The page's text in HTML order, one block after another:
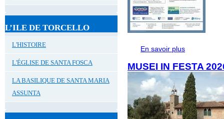
L’ILE DE TORCELLO
L'HISTOIRE
L'ÉGLISE DE SANTA FOSCA
LA BASILIQUE DE SANTA MARIA
ASSUNTA
En savoir plus
MUSEI IN FESTA